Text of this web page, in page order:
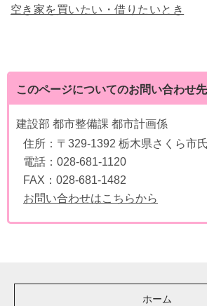
空き家を買いたい・借りたいとき
このページについてのお問い合わせ先
建設部 都市整備課 都市計画係
住所： 〒329-1392 栃木県さくら市
電話： 028-681-1120
FAX： 028-681-1482
お問い合わせはこちらから
ホーム